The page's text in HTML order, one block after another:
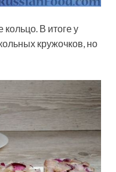
В итоге у
кружочков, но